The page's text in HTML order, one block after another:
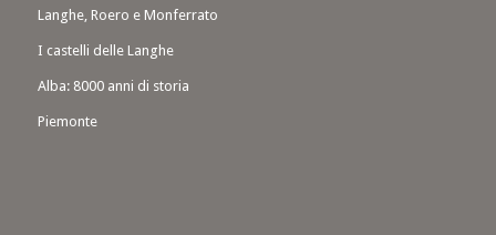
Langhe, Roero e Monferrato
I castelli delle Langhe
Alba: 8000 anni di storia
Piemonte